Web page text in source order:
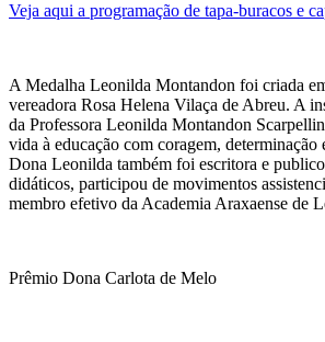
Veja aqui a programação de tapa-buracos e
A Medalha Leonilda Montandon foi criada
vereadora Rosa Helena Vilaça de Abreu. A
da Professora Leonilda Montandon
vida à educação com coragem, determinação
Dona Leonilda também foi escritora e
didáticos, participou de movimentos
membro efetivo da Academia Araxaense de
Prêmio Dona Carlota de Melo